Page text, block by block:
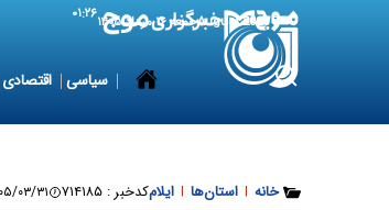
7 August 2026 جمعه ۱۶ مرداد ۱۴۰۵ ۰۱:۲۶
سیاسی اقتصادی
خانه | استان‌ها | ایلامکدخبر : ۷۱۴۱۸۵ ۱۴۰۵/۰۳/۳۱